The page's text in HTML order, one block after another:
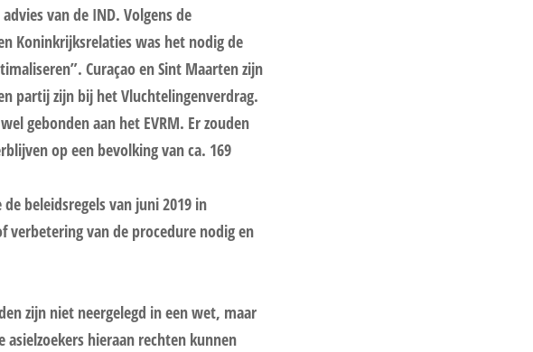
van de IND. Volgens de
Koninkrijksrelaties was het nodig de
Curaçao en Sint Maarten zijn
partij zijn bij het Vluchtelingenverdrag.
gebonden aan het EVRM. Er zouden
op een bevolking van ca. 169
beleidsregels van juni 2019 in
verbetering van de procedure nodig en
zijn niet neergelegd in een wet, maar
hieraan rechten kunnen